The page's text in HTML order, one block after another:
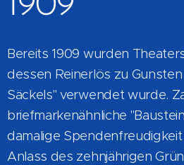
Bereits 1909 wurden
dessen Reinerlös zu
Säckels" verwendet wurde.
briefmarkenähnliche
damalige
Anlass des zehnjährigen